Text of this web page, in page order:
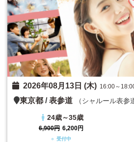
2026年08月13日 (木) 16:00～
東京都 /表参道 （シャルール表参
24歳～35歳
6,900円 6,200円
○ 受付中